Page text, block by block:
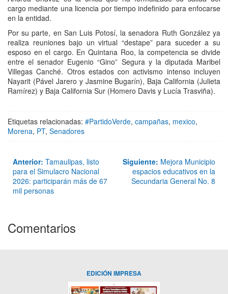
cargo mediante una licencia por tiempo indefinido para enfocarse
en la entidad.
Por su parte, en San Luis Potosí, la senadora Ruth González ya
realiza reuniones bajo un virtual “destape” para suceder a su
esposo en el cargo. En Quintana Roo, la competencia se divide
entre el senador Eugenio “Gino” Segura y la diputada Maribel
Villegas Canché. Otros estados con activismo intenso incluyen
Nayarit (Pável Jarero y Jasmine Bugarín), Baja California (Julieta
Ramírez) y Baja California Sur (Homero Davis y Lucía Trasviña).
Etiquetas relacionadas: #PartidoVerde, campañas, mexico,
Morena, PT, Senadores
Anterior: Tamaulipas, listo
para el Simulacro Nacional
2026: participarán más de 67
mil personas
Siguiente: Mejora Municipio
espacios educativos en la
Secundaria General No. 8
Comentarios
EDICIÓN IMPRESA